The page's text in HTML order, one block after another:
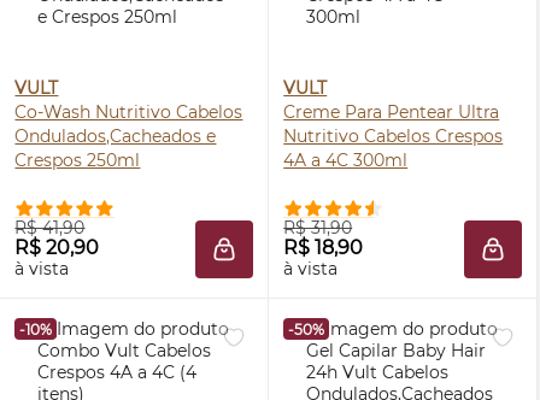
VULT
Co-Wash Nutritivo Cabelos
Ondulados,Cacheados e
Crespos 250ml
R$ 41,90
R$ 20,90
à vista ADICIONAR À SACOLA
VULT
Creme Para Pentear Ultra
Nutritivo Cabelos Crespos
4A a 4C 300ml
R$ 31,90
R$ 18,90
à vista
-10% -50%